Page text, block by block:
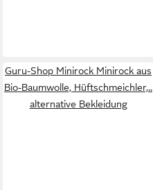
Guru-Shop Minirock Minirock aus
Bio-Baumwolle, Hüftschmeichler,..
alternative Bekleidung